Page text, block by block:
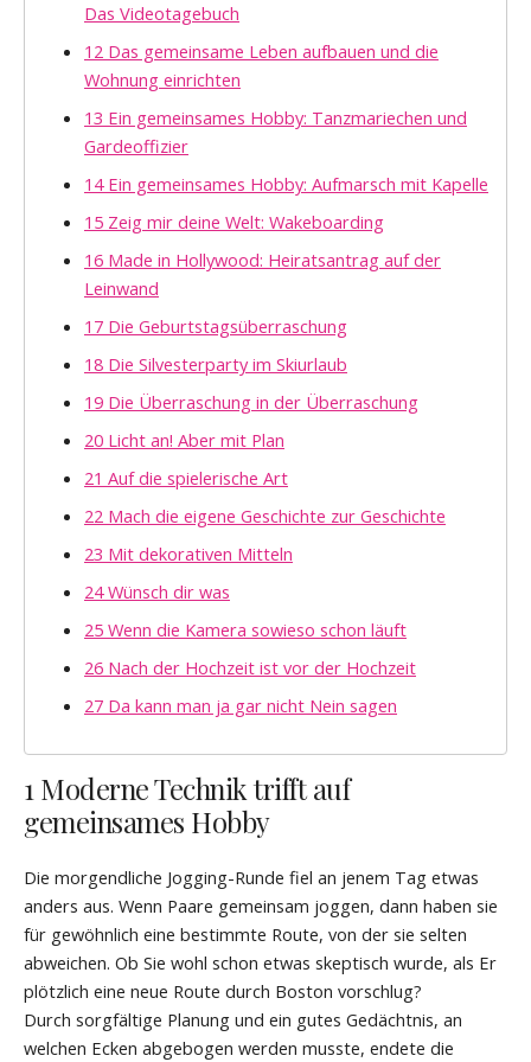
Das Videotagebuch
12 Das gemeinsame Leben aufbauen und die
Wohnung einrichten
13 Ein gemeinsames Hobby: Tanzmariechen und
Gardeoffizier
14 Ein gemeinsames Hobby: Aufmarsch mit Kapelle
15 Zeig mir deine Welt: Wakeboarding
16 Made in Hollywood: Heiratsantrag auf der
Leinwand
17 Die Geburtstagsüberraschung
18 Die Silvesterparty im Skiurlaub
19 Die Überraschung in der Überraschung
20 Licht an! Aber mit Plan
21 Auf die spielerische Art
22 Mach die eigene Geschichte zur Geschichte
23 Mit dekorativen Mitteln
24 Wünsch dir was
25 Wenn die Kamera sowieso schon läuft
26 Nach der Hochzeit ist vor der Hochzeit
27 Da kann man ja gar nicht Nein sagen
1 Moderne Technik trifft auf
gemeinsames Hobby
Die morgendliche Jogging-Runde fiel an jenem Tag etwas
anders aus. Wenn Paare gemeinsam joggen, dann haben sie
für gewöhnlich eine bestimmte Route, von der sie selten
abweichen. Ob Sie wohl schon etwas skeptisch wurde, als Er
plötzlich eine neue Route durch Boston vorschlug?
Durch sorgfältige Planung und ein gutes Gedächtnis, an
welchen Ecken abgebogen werden musste, endete die